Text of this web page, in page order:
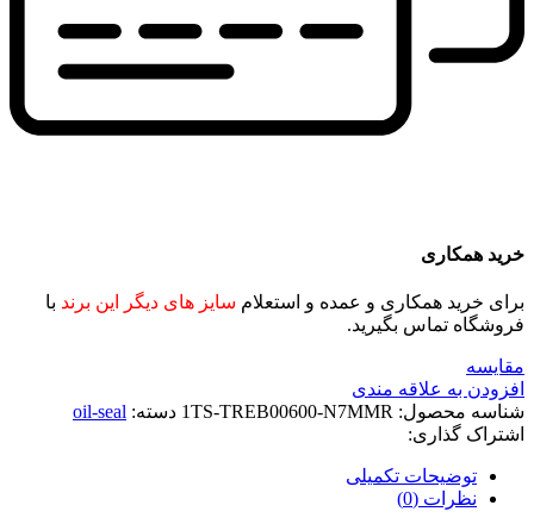
خرید همکاری
برای خرید همکاری و عمده و استعلام سایز های دیگر این برند با
فروشگاه تماس بگیرید.
مقايسه
افزودن به علاقه مندی
شناسه محصول: 1TS-TREB00600-N7MMR دسته: oil-seal
اشتراک گذاری:
توضیحات تکمیلی
نظرات (0)